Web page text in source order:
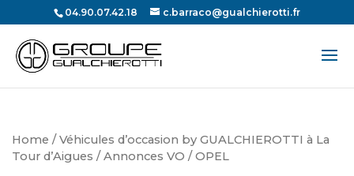
04.90.07.42.18 c.barraco@gualchierotti.fr
Recherche
de
produits
Home /Véhicules d’occasion by GUALCHIEROTTI à La
Tour d’Aigues /Annonces VO / OPEL